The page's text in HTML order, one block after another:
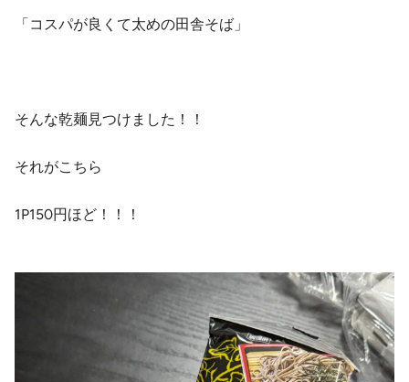
「コスパが良くて太めの田舎そば」
そんな乾麺見つけました！！
それがこちら
1P150円ほど！！！